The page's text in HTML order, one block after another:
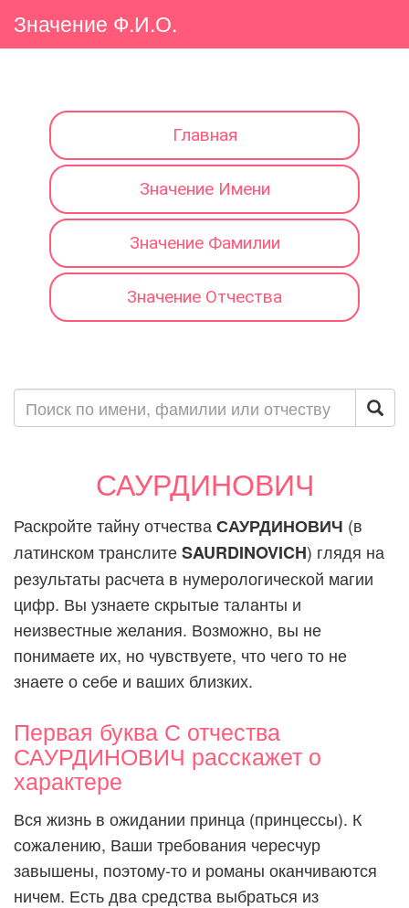
Значение Ф.И.О.
Главная
Значение Имени
Значение Фамилии
Значение Отчества
САУРДИНОВИЧ
Раскройте тайну отчества САУРДИНОВИЧ (в
латинском транслитеSAURDINOVICH) глядя на
результаты расчета в нумерологической магии
цифр. Вы узнаете скрытые таланты и
неизвестные желания. Возможно, вы не
понимаете их, но чувствуете, что чего то не
знаете о себе и ваших близких.
Первая буква С отчества
САУРДИНОВИЧ расскажет о
характере
Вся жизнь в ожидании принца (принцессы). К
сожалению, Ваши требования чересчур
завышены, поэтому-то и романы оканчиваются
ничем. Есть два средства выбраться из